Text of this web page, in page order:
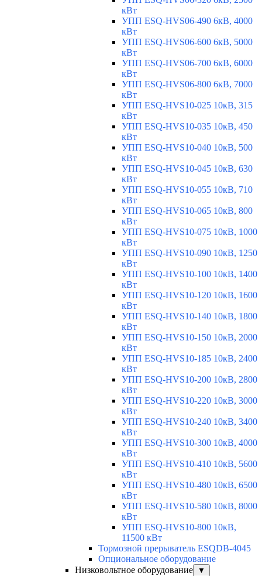
кВт
УПП ESQ-HVS06-490 6кВ, 4000
кВт
УПП ESQ-HVS06-600 6кВ, 5000
кВт
УПП ESQ-HVS06-700 6кВ, 6000
кВт
УПП ESQ-HVS06-800 6кВ, 7000
кВт
УПП ESQ-HVS10-025 10кВ, 315
кВт
УПП ESQ-HVS10-035 10кВ, 450
кВт
УПП ESQ-HVS10-040 10кВ, 500
кВт
УПП ESQ-HVS10-045 10кВ, 630
кВт
УПП ESQ-HVS10-055 10кВ, 710
кВт
УПП ESQ-HVS10-065 10кВ, 800
кВт
УПП ESQ-HVS10-075 10кВ, 1000
кВт
УПП ESQ-HVS10-090 10кВ, 1250
кВт
УПП ESQ-HVS10-100 10кВ, 1400
кВт
УПП ESQ-HVS10-120 10кВ, 1600
кВт
УПП ESQ-HVS10-140 10кВ, 1800
кВт
УПП ESQ-HVS10-150 10кВ, 2000
кВт
УПП ESQ-HVS10-185 10кВ, 2400
кВт
УПП ESQ-HVS10-200 10кВ, 2800
кВт
УПП ESQ-HVS10-220 10кВ, 3000
кВт
УПП ESQ-HVS10-240 10кВ, 3400
кВт
УПП ESQ-HVS10-300 10кВ, 4000
кВт
УПП ESQ-HVS10-410 10кВ, 5600
кВт
УПП ESQ-HVS10-480 10кВ, 6500
кВт
УПП ESQ-HVS10-580 10кВ, 8000
кВт
УПП ESQ-HVS10-800 10кВ,
11500 кВт
Тормозной прерыватель ESQDB-4045
Опциональное оборудование
Низковольтное оборудование
▼